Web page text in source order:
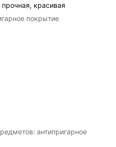
красивая
покрытие
антипригарное